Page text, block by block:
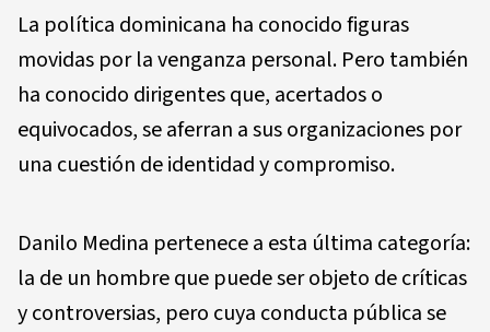
La política dominicana ha conocido figuras
movidas por la venganza personal. Pero también
ha conocido dirigentes que, acertados o
equivocados, se aferran a sus organizaciones por
una cuestión de identidad y compromiso.
Danilo Medina pertenece a esta última categoría:
la de un hombre que puede ser objeto de críticas
y controversias, pero cuya conducta pública se